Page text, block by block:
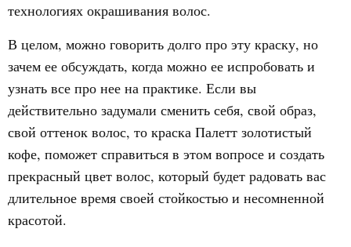
технологиях окрашивания волос.
В целом, можно говорить долго про эту краску, но
зачем ее обсуждать, когда можно ее испробовать и
узнать все про нее на практике. Если вы
действительно задумали сменить себя, свой образ,
свой оттенок волос, то краска Палетт золотистый
кофе, поможет справиться в этом вопросе и создать
прекрасный цвет волос, который будет радовать вас
длительное время своей стойкостью и несомненной
красотой.